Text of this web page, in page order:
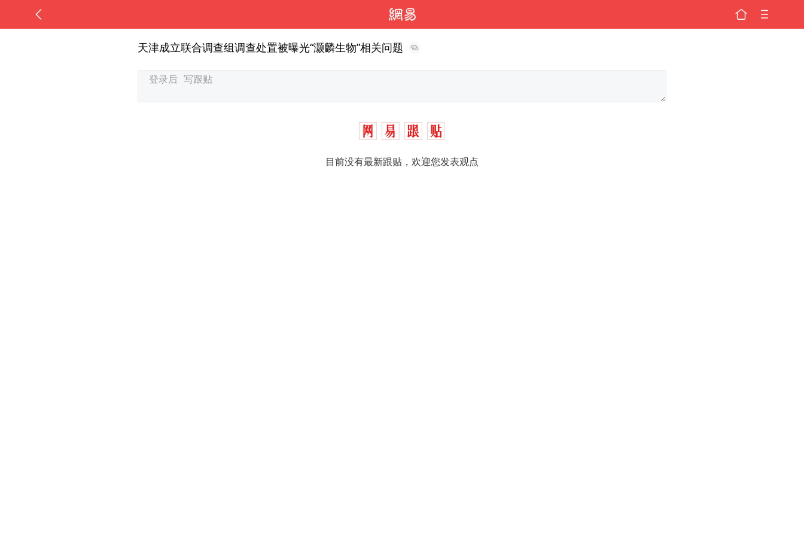
天津成立联合调查组调查处置被曝光“灏麟生物”相关问题
目前没有最新跟贴，欢迎您发表观点